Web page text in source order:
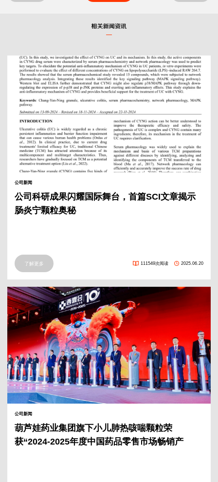
公司新闻
公司科研成果闪耀国际舞台，首篇SCI文章揭示
肠炎宁颗粒奥秘
了解更多 111549次阅读 2025.06.20
公司新闻
葫芦娃药业集团旗下小儿肺热咳喘颗粒荣
获“2024-2025年度中国药品零售市场畅销产